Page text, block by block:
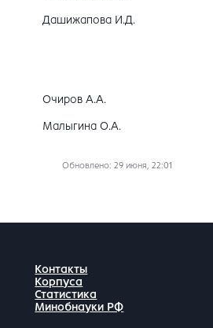
Дашижапова И.Д.
Очиров А.А.
Малыгина О.А.
Обновлено: 29 июня, 22:01
Контакты
Корпуса
Статистика
Минобнауки РФ